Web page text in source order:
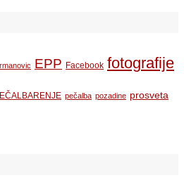
EPP Facebook fotografije
pečalba pozadine prosveta